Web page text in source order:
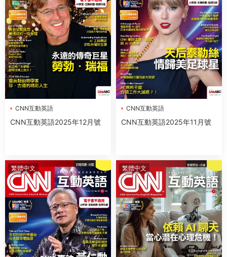
CNN互動英語
CNN互動英語2025年12月號
CNN互動英語
CNN互動英語2025年11月號
繁體中文 繁體中文